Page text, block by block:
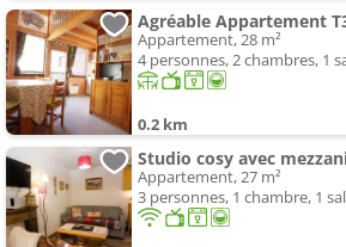
Appartement, 28 m²
4 personnes, 2 chambres, 1
0.2 km
Appartement, 27 m²
3 personnes, 1 chambre, 1